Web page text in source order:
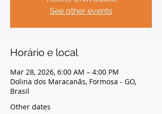
See other events
Horário e local
Mar 28, 2026, 6:00 AM – 4:00 PM
Dolina dos Maracanãs, Formosa - GO,
Brasil
Other dates